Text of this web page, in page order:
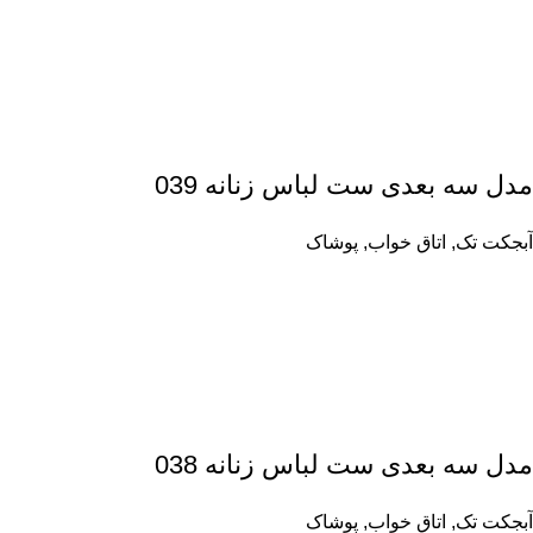
مدل سه بعدی ست لباس زنانه 039
آبجکت تک, اتاق خواب, پوشاک
مدل سه بعدی ست لباس زنانه 038
آبجکت تک, اتاق خواب, پوشاک